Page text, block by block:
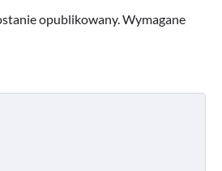
opublikowany.Wymagane